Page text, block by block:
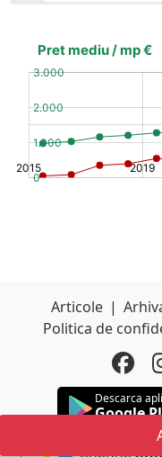
Articole |
Politica de
Descarca
Google